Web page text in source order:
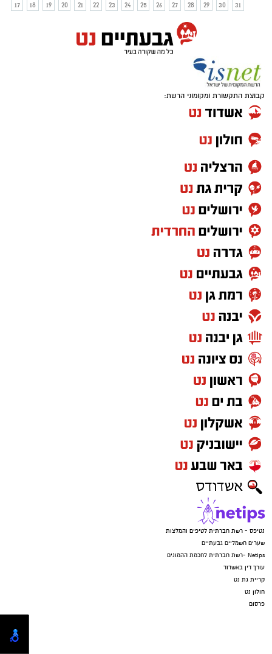
17
18 19 20 21 22 23 24 25 26 27 28 29 30 31
קבוצת התקשורת ומקומוני הרשת:
נטיפס - רשת חברתית לטיפים והמלצות
שערים חשמליים גבעתיים
Netips -רשת חברתית לחכמת ההמונים
עורך דין באשדוד
קריית גת נט
חולון נט
פרסום